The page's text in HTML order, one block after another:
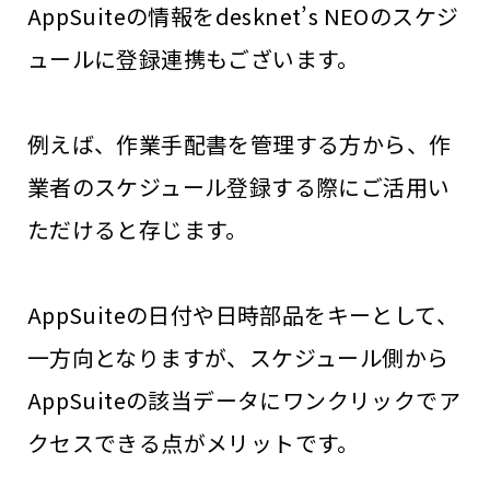
AppSuiteの情報をdesknet’s NEOのスケジ
ュールに登録連携もございます。
例えば、作業手配書を管理する方から、作
業者のスケジュール登録する際にご活用い
ただけると存じます。
AppSuiteの日付や日時部品をキーとして、
一方向となりますが、スケジュール側から
AppSuiteの該当データにワンクリックでア
クセスできる点がメリットです。